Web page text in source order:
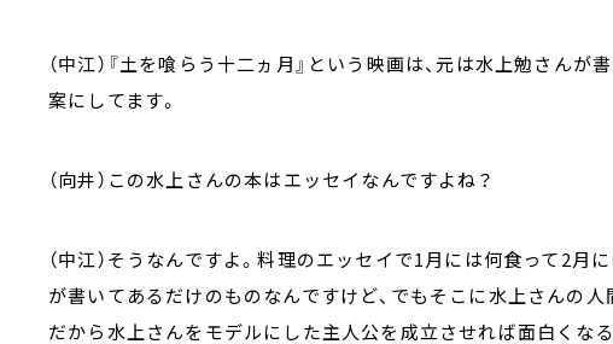
（中江）『土を喰らう十二ヵ月』という映画は、元は水上勉さん
案にしてます。
（向井）この水上さんの本はエッセイなんですよね？
（中江）そうなんですよ。料理のエッセイで1月には何食って2月
が書いてあるだけのものなんですけど、でもそこに水上さんの
だから水上さんをモデルにした主人公を成立させれば面白くな